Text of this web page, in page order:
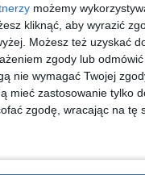
możemy
kliknąć, aby wyrazić
Możesz też uzyskać
zgody lub odmówić
nie wymagać Twojej
mieć zastosowanie tylko
zgodę, wracając na tę
książki,